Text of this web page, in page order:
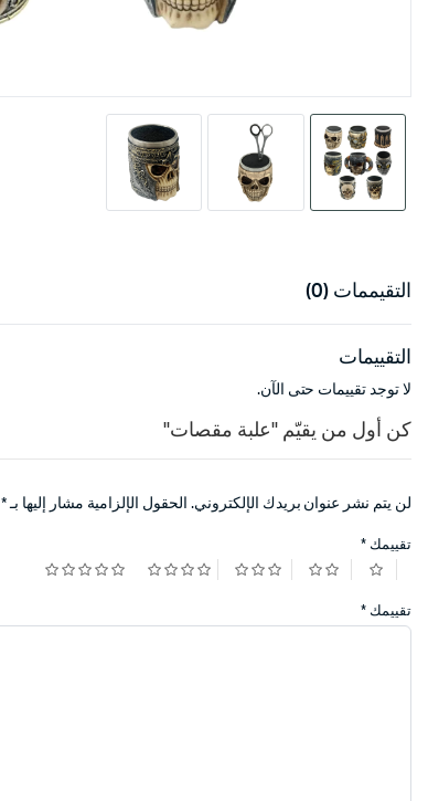
التقيممات (0)
التقييمات
لا توجد تقييمات حتى الآن.
كن أول من يقيّم "علبة مقصات"
لن يتم نشر عنوان بريدك الإلكتروني. الحقول الإلزامية مشار إليها بـ*
تقييمك *
تقييمك *